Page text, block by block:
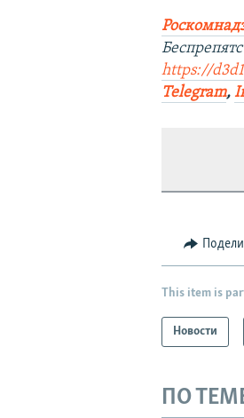
https://
Telegram,
This item is
Новости
ПО